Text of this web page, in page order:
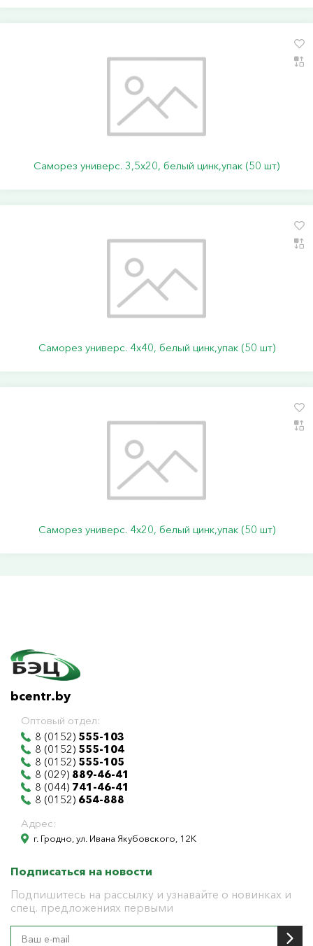
Саморез универс. 3,5х20, белый цинк,упак (50 шт)
Саморез универс. 4х40, белый цинк,упак (50 шт)
Саморез универс. 4х20, белый цинк,упак (50 шт)
bcentr.by
Оптовый отдел:
8 (0152) 555-103
8 (0152) 555-104
8 (0152) 555-105
8 (029) 889-46-41
8 (044) 741-46-41
8 (0152) 654-888
Адрес:
г. Гродно, ул. Ивана Якубовского, 12К
Подписаться на новости
Подпишитесь на рассылку и узнавайте о новинках и
спец. предложениях первыми